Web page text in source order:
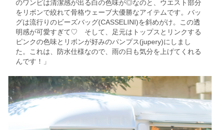
のワンピは清潔感が出る白の色味が◎なのと、ウエスト部分
をリボンで絞れて骨格ウェーブ大優勝なアイテムです。バッ
グは流行りのビーズバッグ(CASSELINI)を斜めがけ。この透
明感が可愛すぎて♡ そして、足元はトップスとリンクする
ピンクの色味とリボンが好みのパンプス(jupery)にしまし
た。これは、防水仕様なので、雨の日も気分を上げてくれる
んです！」